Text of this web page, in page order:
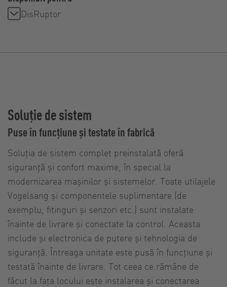
DisRuptor
Soluție de sistem
Puse în funcțiune și testate în fabrică
Soluția de sistem complet preinstalată oferă
siguranță și confort maxime, în special la
modernizarea mașinilor și sistemelor. Toate utilajele
Vogelsang și componentele suplimentare (de
exemplu, fitinguri și senzori etc.) sunt instalate
înainte de livrare și conectate la control. Aceasta
include și electronica de putere și tehnologia de
siguranță. Întreaga unitate este pusă în funcțiune și
testată înainte de livrare. Tot ceea ce rămâne de
făcut la fața locului este instalarea și conectarea